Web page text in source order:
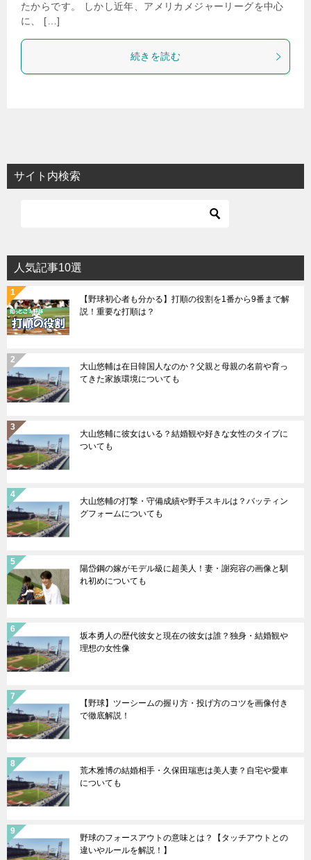
たからです。 しかし近年、アメリカメジャーリーグを中心
に、 […]
続きを読む
サイト内検索
人気記事10選
【野球初心者も分かる】打順の役割を1番から9番まで解
説！重要な打順は？
大山悠輔は在日韓国人なのか？父親と母親の名前や育っ
てきた家族環境についても
大山悠輔に彼女はいる？結婚観や好きな女性のタイプに
ついても
大山悠輔の打撃・守備成績や野手スキルは？バッティン
グフォームについても
陽岱鋼の嫁がモデル級に超美人！妻・謝宛容の画像と馴
れ初めについても
坂本勇人の歴代彼女と現在の彼女は誰？独身・結婚観や
理想の女性像
【野球】ツーシームの握り方・投げ方のコツを画像付き
で徹底解説！
荒木雅博の結婚相手・久保田瑞恵は美人妻？自宅や愛車
についても
野球のフォースアウトの意味とは？【タッチアウトとの
違いやルールを解説！】